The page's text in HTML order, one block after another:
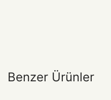
Benzer Ürünler